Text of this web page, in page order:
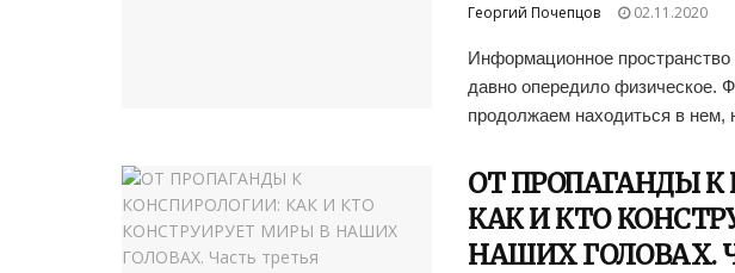
Георгий Почепцов 02.11.2020
Информационное
давно опередило физическое.
продолжаем находиться в нем,
ОТ ПРОПАГАНДЫ К
КАК И КТО
НАШИХ ГОЛОВАХ.